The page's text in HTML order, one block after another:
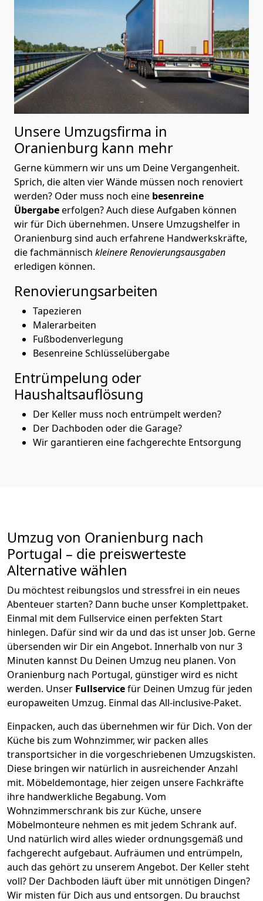
Unsere Umzugsfirma in
Oranienburg kann mehr
Gerne kümmern wir uns um Deine Vergangenheit.
Sprich, die alten vier Wände müssen noch renoviert
werden? Oder muss noch eine besenreine
Übergabeerfolgen? Auch diese Aufgaben können
wir für Dich übernehmen. Unsere Umzugshelfer in
Oranienburg sind auch erfahrene Handwerkskräfte,
die fachmännisch kleinere Renovierungsausgaben
erledigen können.
Renovierungsarbeiten
Tapezieren
Malerarbeiten
Fußbodenverlegung
Besenreine Schlüsselübergabe
Entrümpelung oder
Haushaltsauflösung
Der Keller muss noch entrümpelt werden?
Der Dachboden oder die Garage?
Wir garantieren eine fachgerechte Entsorgung
Umzug von Oranienburg nach
Portugal – die preiswerteste
Alternative wählen
Du möchtest reibungslos und stressfrei in ein neues
Abenteuer starten? Dann buche unser Komplettpaket.
Einmal mit dem Fullservice einen perfekten Start
hinlegen. Dafür sind wir da und das ist unser Job. Gerne
übersenden wir Dir ein Angebot. Innerhalb von nur3
Minuten kannst Du Deinen Umzug neu planen. Von
Oranienburg nach Portugal, günstiger wird es nicht
werden. Unser Fullservicefür Deinen Umzug für jeden
europaweiten Umzug. Einmal das All-inclusive-Paket.
Einpacken, auch das übernehmen wir für Dich. Von der
Küche bis zum Wohnzimmer, wir packen alles
transportsicher in die vorgeschriebenen Umzugskisten.
Diese bringen wir natürlich in ausreichender Anzahl
mit. Möbeldemontage, hier zeigen unsere Fachkräfte
ihre handwerkliche Begabung. Vom
Wohnzimmerschrank bis zur Küche, unsere
Möbelmonteure nehmen es mit jedem Schrank auf.
Und natürlich wird alles wieder ordnungsgemäß und
fachgerecht aufgebaut. Aufräumen und entrümpeln,
auch das gehört zu unserem Angebot. Der Keller steht
voll? Der Dachboden läuft über mit unnötigen Dingen?
Wir misten für Dich aus und entsorgen. Du brauchst